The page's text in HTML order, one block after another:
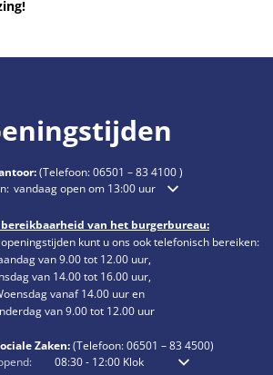
(Telefoon:06501 – 83 4100)
openings- of sluitingstijden te verbergen
vandaag open om 13:00 uur
van het burgerbureau:
kunt u ons ook telefonisch bereiken:
van 9.00 tot 12.00 uur,
van 14.00 tot 16.00 uur,
vanaf 14.00 uur en
van 9.00 tot 12.00 uur
Zaken:(Telefoon:06501 – 834500)
openings- of sluitingstijden te verbergen
08:30-12:00Klok Van 8:30 uur tot